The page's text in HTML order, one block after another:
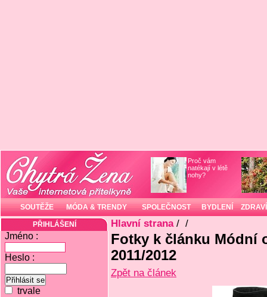
Proč vám
natékají v létě
nohy?
SOUTĚŽE MÓDA & TRENDY SPOLEČNOST BYDLENÍ ZDRAVÍ
PŘIHLÁŠENÍ
Jméno :
Heslo :
trvale
Hlavní strana/ /
Fotky k článku Módní
2011/2012
Zpět na článek